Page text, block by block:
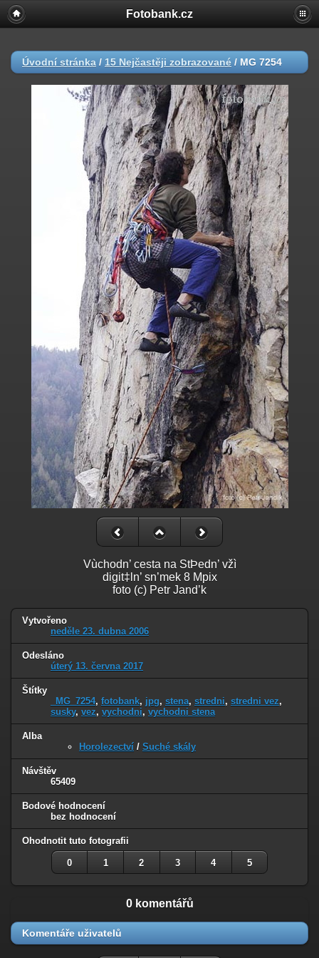
Fotobank.cz
Úvodní stránka / 15 Nejčastěji zobrazované / MG 7254
Vùchodn’ cesta na StÞedn’ vžì
digit‡ln’ sn’mek 8 Mpix
foto (c) Petr Jand’k
Vytvořeno
neděle 23. dubna 2006
Odesláno
úterý 13. června 2017
Štítky
_MG_7254, fotobank, jpg, stena, stredni, stredni vez,
susky, vez, vychodni, vychodni stena
Alba
Horolezectví / Suché skály
Návštěv
65409
Bodové hodnocení
bez hodnocení
Ohodnotit tuto fotografii
0 1 2 3 4 5
0 komentářů
Komentáře uživatelů